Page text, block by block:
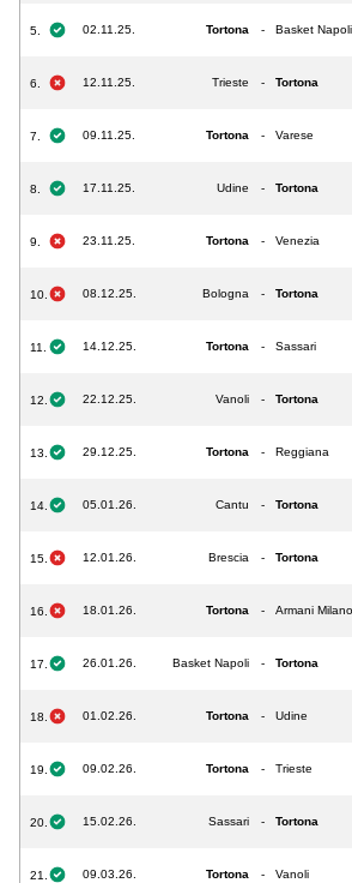
5. 02.11.25. Tortona - Basket Napoli
6. 12.11.25. Trieste - Tortona
7. 09.11.25. Tortona - Varese
8. 17.11.25. Udine - Tortona
9. 23.11.25. Tortona - Venezia
10. 08.12.25. Bologna - Tortona
11. 14.12.25. Tortona - Sassari
12. 22.12.25. Vanoli - Tortona
13. 29.12.25. Tortona - Reggiana
14. 05.01.26. Cantu - Tortona
15. 12.01.26. Brescia - Tortona
16. 18.01.26. Tortona - Armani Milano
17. 26.01.26. Basket Napoli - Tortona
18. 01.02.26. Tortona - Udine
19. 09.02.26. Tortona - Trieste
20. 15.02.26. Sassari - Tortona
21. 09.03.26. Tortona - Vanoli